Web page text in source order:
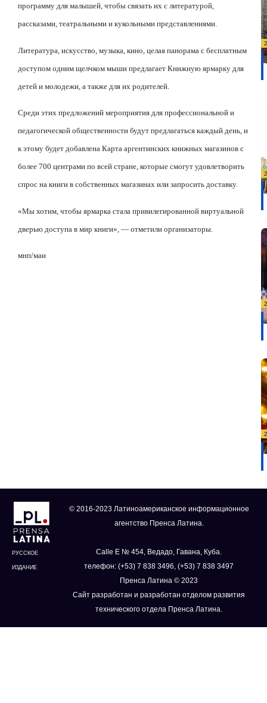
программу для малышей, чтобы связать их с литературой,
рассказами, театральными и кукольными представлениями.
Литература, искусство, музыка, кино, целая панорама с бесплатным
доступом одним щелчком мыши предлагает Книжную ярмарку для
детей и молодежи, а также для их родителей.
Среди этих предложений мероприятия для профессиональной и
педагогической общественности будут предлагаться каждый день, и
к этому будет добавлена Карта аргентинских книжных магазинов с
более 700 центрами по всей стране, которые смогут удовлетворить
спрос на книги в собственных магазинах или запросить доставку.
«Мы хотим, чтобы ярмарка стала привилегированной виртуальной
дверью доступа в мир книги», — отметили организаторы.
мнп/маи
РУССКОЕ
ИЗДАНИЕ
© 2016-2023 Латиноамериканское информационное
агентство Пренса Латина.
Calle E № 454, Ведадо, Гавана, Куба.
телефон: (+53) 7 838 3496, (+53) 7 838 3497
Пренса Латина © 2023
Сайт разработан и разработан отделом развития
технического отдела Пренса Латина.